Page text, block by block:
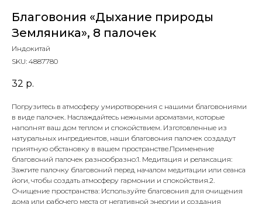
Благовония «Дыхание природы
Земляника», 8 палочек
Индокитай
SKU: 4887780
32 р.
Погрузитесь в атмосферу умиротворения с нашими благовониями
в виде палочек. Наслаждайтесь нежными ароматами, которые
наполнят ваш дом теплом и спокойствием. Изготовленные из
натуральных ингредиентов, наши благовония палочек создадут
приятную обстановку в вашем пространстве.Применение
благовоний палочек разнообразно:1. Медитация и релаксация:
Зажгите палочку благовоний перед началом медитации или сеанса
йоги, чтобы создать атмосферу гармонии и спокойствия.2.
Очищение пространства: Используйте благовония для очищения
дома или рабочего места от негативной энергии и создания